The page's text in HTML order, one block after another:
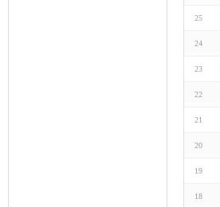
25
24
23
22
21
20
19
18